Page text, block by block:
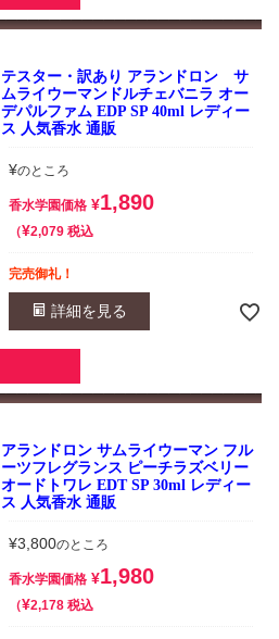
テスター・訳あり アランドロン サ
ムライウーマンドルチェバニラ オー
デパルファム EDP SP 40ml レディー
ス 人気香水 通販
¥のところ
香水学園価格 ¥1,890
¥2,079 税込
完売御礼！
詳細を見る
アランドロン サムライウーマン フル
ーツフレグランス ピーチラズベリー
オードトワレ EDT SP 30ml レディー
ス 人気香水 通販
¥3,800のところ
香水学園価格 ¥1,980
¥2,178 税込